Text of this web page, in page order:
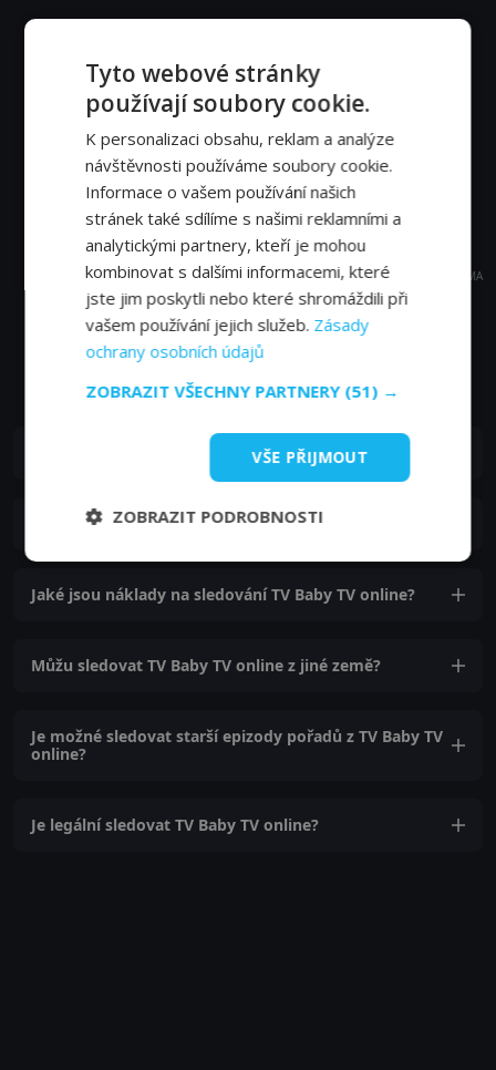
REKLAMA
Časté dotazy a zajímavosti
Kde můžu sledovat TV Baby TV online?
Jak se můžu přihlásit k online vysílání TV Baby TV?
Jaké jsou náklady na sledování TV Baby TV online?
Můžu sledovat TV Baby TV online z jiné země?
Je možné sledovat starší epizody pořadů z TV Baby TV
online?
Je legální sledovat TV Baby TV online?
Tyto webové stránky
používají soubory cookie.
K personalizaci obsahu, reklam a analýze
návštěvnosti používáme soubory cookie.
Informace o vašem používání našich
stránek také sdílíme s našimi reklamními a
analytickými partnery, kteří je mohou
kombinovat s dalšími informacemi, které
jste jim poskytli nebo které shromáždili při
vašem používání jejich služeb. Zásady
ochrany osobních údajů
ZOBRAZIT VŠECHNY PARTNERY (51) →
VŠE PŘIJMOUT
ZOBRAZIT PODROBNOSTI